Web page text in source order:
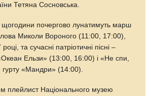
Тетяна Сосновська.
щогодини почергово лунатимуть марш
Миколи Вороного (11:00, 17:00),
та сучасні патріотичні пісні –
Ельзи» (13:00, 16:00) і «Не спи,
«Мандри» (14:00).
плейлист Національного музею